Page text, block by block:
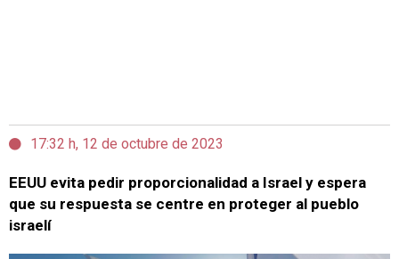
17:32 h, 12 de octubre de 2023
EEUU evita pedir proporcionalidad a Israel y espera
que su respuesta se centre en proteger al pueblo
israelí